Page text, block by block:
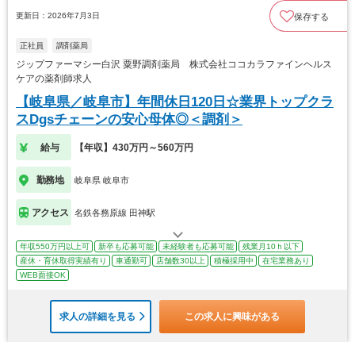
更新日：2026年7月3日 保存する
正社員 調剤薬局
ジップファーマシー白沢 粟野調剤薬局 株式会社ココカラファインヘルス
ケアの薬剤師求人
【岐阜県／岐阜市】年間休日120日☆業界トップクラ
スDgsチェーンの安心母体◎＜調剤＞
給与 【年収】430万円～560万円
勤務地 岐阜県 岐阜市
アクセス 名鉄各務原線 田神駅
年収550万円以上可 新卒も応募可能 未経験者も応募可能
残業月10ｈ以下
産休・育休取得実績有り
車通勤可 店舗数30以上 積極採用中
在宅業務あり
WEB面接OK
求人の詳細を見る この求人に興味がある